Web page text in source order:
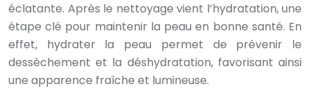
éclatante. Après le nettoyage vient l’hydratation, une
étape clé pour maintenir la peau en bonne santé. En
effet, hydrater la peau permet de prévenir le
dessèchement et la déshydratation, favorisant ainsi
une apparence fraîche et lumineuse.